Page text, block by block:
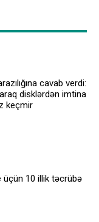
cavab verdi:
disklərdən imtina
keçmir
üçün 10 illik təcrübə